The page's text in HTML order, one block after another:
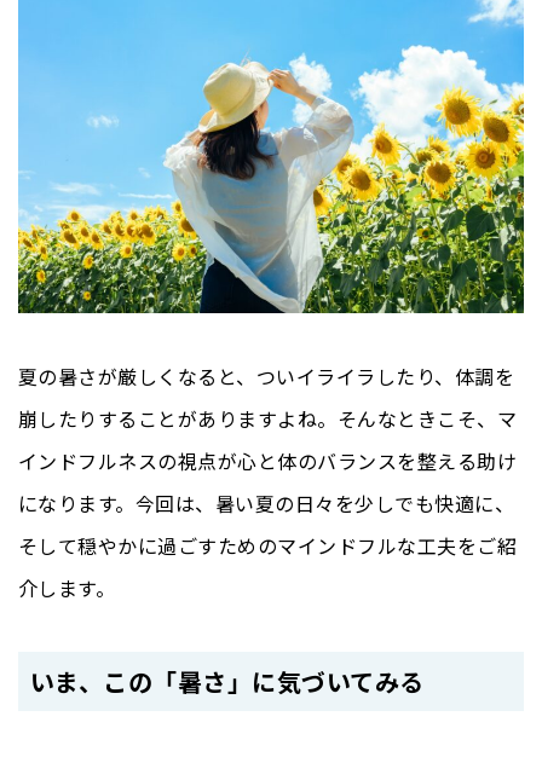
夏の暑さが厳しくなると、ついイライラしたり、体調を
崩したりすることがありますよね。そんなときこそ、マ
インドフルネスの視点が心と体のバランスを整える助け
になります。今回は、暑い夏の日々を少しでも快適に、
そして穏やかに過ごすためのマインドフルな工夫をご紹
介します。
いま、この「暑さ」に気づいてみる